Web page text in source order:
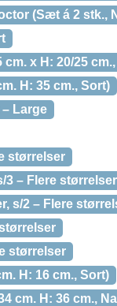
(Sæt á 2 stk.,
x H: 20/25 cm.,
H: 35 cm., Sort)
– Large
størrelser
3 – Flere størrelser
s/2 – Flere
størrelser
H: 16 cm., Sort)
cm. H: 36 cm.,